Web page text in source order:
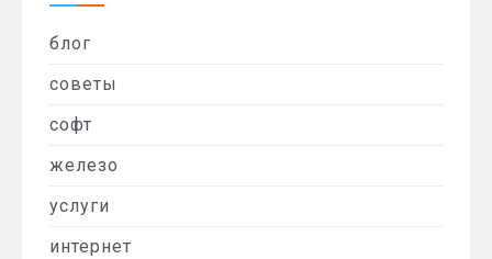
блог
советы
софт
железо
услуги
интернет